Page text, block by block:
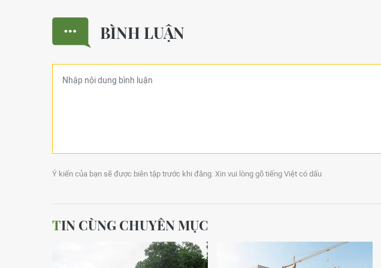
BÌNH LUẬN
Ý kiến của bạn sẽ được biên tập trước khi đăng. Xin vui lòng gõ tiếng Việt có dấu
TIN CÙNG CHUYÊN MỤC